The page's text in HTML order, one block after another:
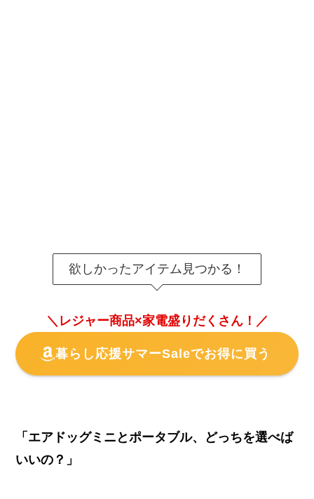
欲しかったアイテム見つかる！
＼レジャー商品×家電盛りだくさん！／
暮らし応援サマーSaleでお得に買う
「エアドッグミニとポータブル、どっちを選べば
いいの？」